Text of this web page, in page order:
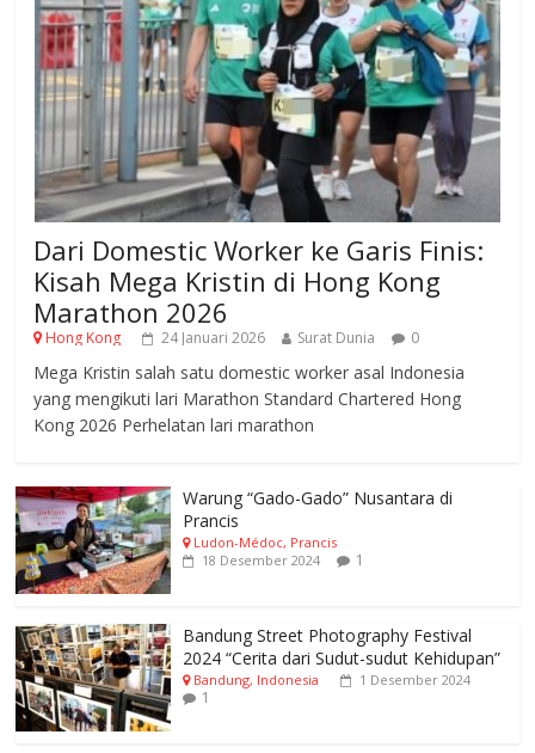
Dari Domestic Worker ke Garis Finis:
Kisah Mega Kristin di Hong Kong
Marathon 2026
Hong Kong 24 Januari 2026 Surat Dunia 0
Mega Kristin salah satu domestic worker asal Indonesia
yang mengikuti lari Marathon Standard Chartered Hong
Kong 2026 Perhelatan lari marathon
Warung “Gado-Gado” Nusantara di
Prancis
Ludon-Médoc, Prancis
18 Desember 2024
1
Bandung Street Photography Festival
2024 “Cerita dari Sudut-sudut Kehidupan”
Bandung, Indonesia 1 Desember 2024
1